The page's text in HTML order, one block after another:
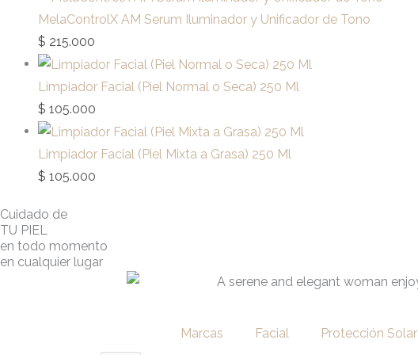
MelaControlX AM Serum Iluminador y Unificador de Tono
$ 215.000
Limpiador Facial (Piel Normal o Seca) 250 Ml
$ 105.000
Limpiador Facial (Piel Mixta a Grasa) 250 Ml
$ 105.000
Cuidado de
TU PIEL
en todo momento
en cualquier lugar
Marcas Facial Protección Solar